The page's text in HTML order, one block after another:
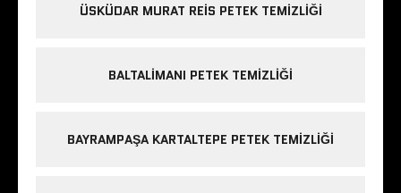
ÜSKÜDAR MURAT REIS PETEK TEMIZLIĞI
BALTALIMANI PETEK TEMIZLIĞI
BAYRAMPAŞA KARTALTEPE PETEK TEMIZLIĞI